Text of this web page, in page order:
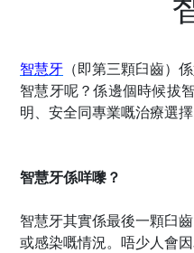
智慧牙 （即第三顆臼齒）
智慧牙呢？係邊個時候拔
明、安全同專業嘅治療選擇
智慧牙係咩嚟？
智慧牙其實係最後一顆臼
或感染嘅情況。唔少人會